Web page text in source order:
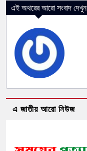
এই অথরের আরো সংবাদ দেখুন
এ জাতীয় আরো নিউজ